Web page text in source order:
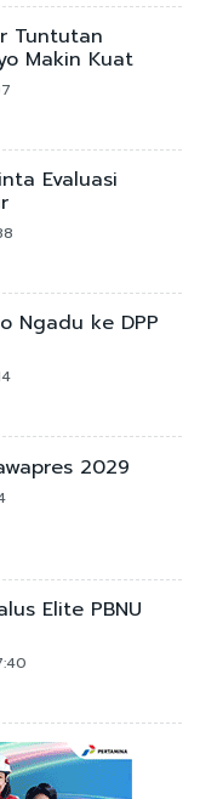
Tuntutan
Makin Kuat
Evaluasi
Ngadu ke DPP
2029
Elite PBNU